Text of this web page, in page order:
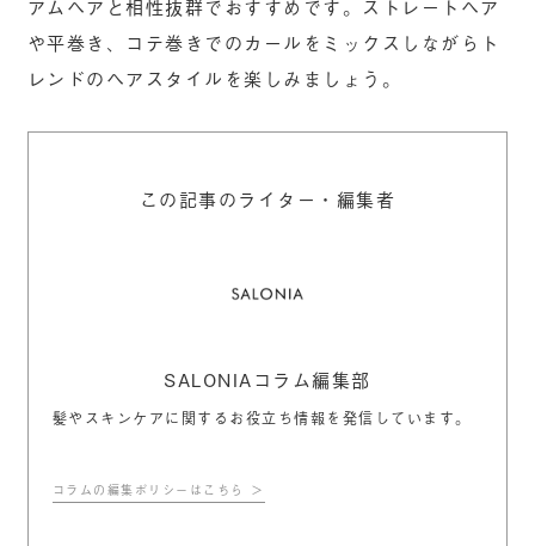
アムヘアと相性抜群でおすすめです。ストレートヘア
や平巻き、コテ巻きでのカールをミックスしながらト
レンドのヘアスタイルを楽しみましょう。
この記事のライター・編集者
SALONIAコラム編集部
髪やスキンケアに関するお役立ち情報を発信しています。
コラムの編集ポリシーはこちら